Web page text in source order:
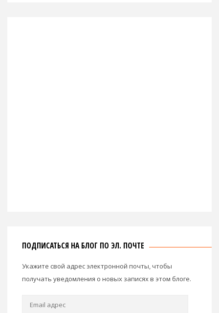
ПОДПИСАТЬСЯ НА БЛОГ ПО ЭЛ. ПОЧТЕ
Укажите свой адрес электронной почты, чтобы
получать уведомления о новых записях в этом блоге.
Email